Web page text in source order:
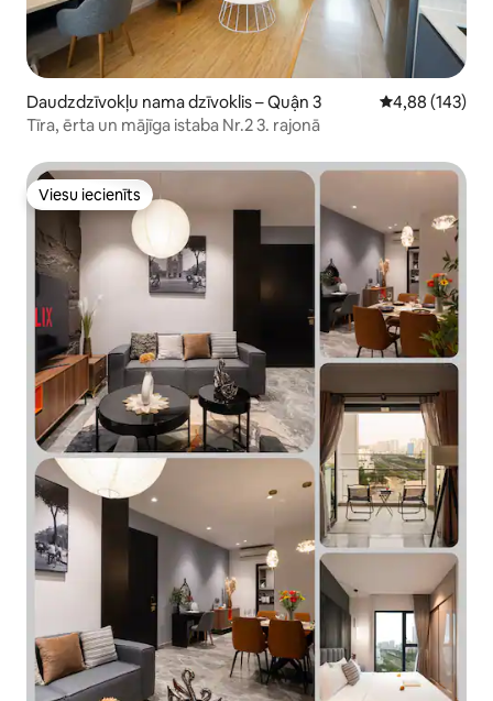
Daudzdzīvokļu nama dzīvoklis – Quận 3 Vidējais
4,88 (143)
Tīra, ērta un mājīga istaba Nr.2 3. rajonā
Viesu iecienīts
Viesu iecienīts